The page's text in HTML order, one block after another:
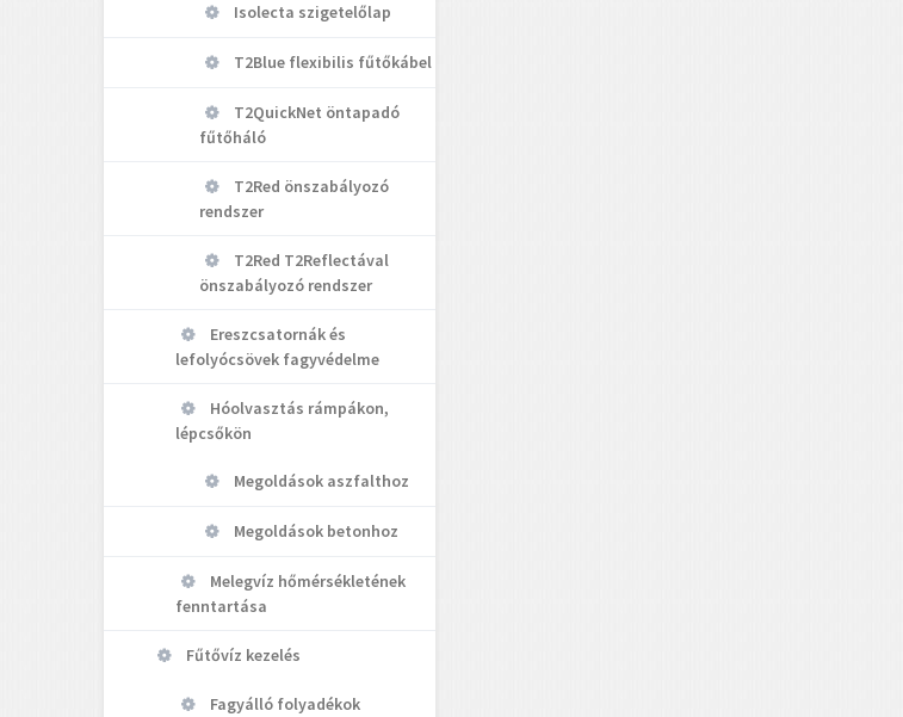
Isolecta szigetelőlap
T2Blue flexibilis fűtőkábel
T2QuickNet öntapadó
fűtőháló
T2Red önszabályozó
rendszer
T2Red T2Reflectával
önszabályozó rendszer
Ereszcsatornák és
lefolyócsövek fagyvédelme
Hóolvasztás rámpákon,
lépcsőkön
Megoldások aszfalthoz
Megoldások betonhoz
Melegvíz hőmérsékletének
fenntartása
Fűtővíz kezelés
Fagyálló folyadékok